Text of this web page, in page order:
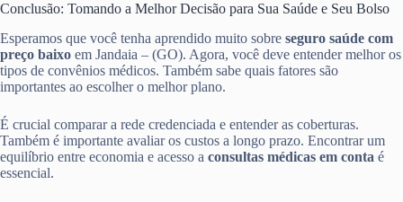
Conclusão: Tomando a Melhor Decisão para Sua Saúde e Seu Bolso
Esperamos que você tenha aprendido muito sobre seguro saúde com
preço baixo em Jandaia – (GO). Agora, você deve entender melhor os
tipos de convênios médicos. Também sabe quais fatores são
importantes ao escolher o melhor plano.
É crucial comparar a rede credenciada e entender as coberturas.
Também é importante avaliar os custos a longo prazo. Encontrar um
equilíbrio entre economia e acesso a consultas médicas em conta é
essencial.